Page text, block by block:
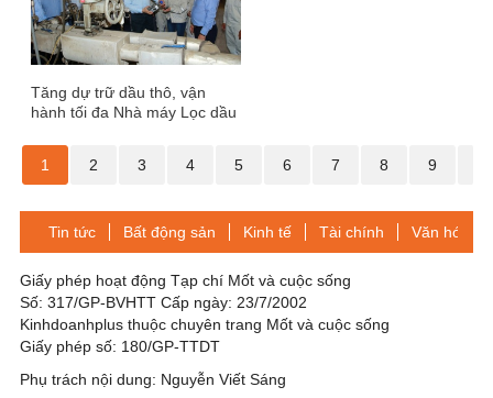
Tăng dự trữ dầu thô, vận
hành tối đa Nhà máy Lọc dầu
1
2 3 4 5 6 7 8 9
Tin tức Bất động sản Kinh tế Tài chính Văn hóa-
Giấy phép hoạt động Tạp chí Mốt và cuộc sống
Số: 317/GP-BVHTT Cấp ngày: 23/7/2002
Kinhdoanhplus thuộc chuyên trang Mốt và cuộc sống
Giấy phép số: 180/GP-TTDT
Phụ trách nội dung: Nguyễn Viết Sáng